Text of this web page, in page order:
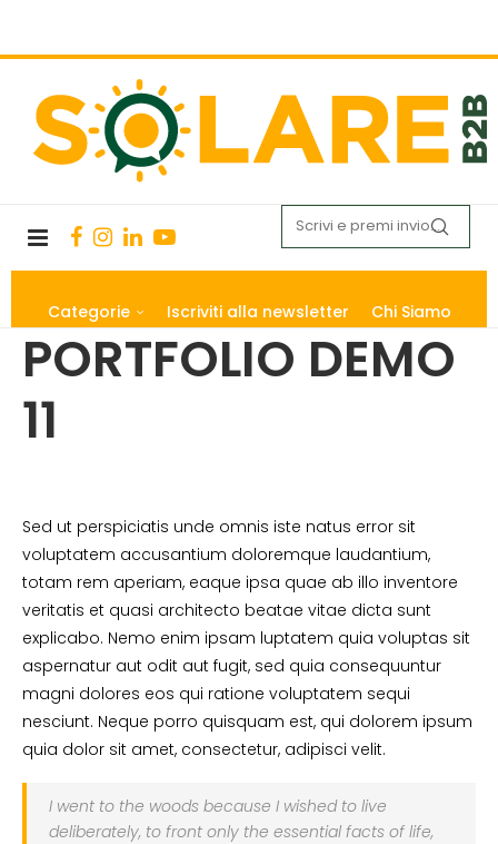
Categorie Iscriviti alla newsletter Chi Siamo
PORTFOLIO DEMO
11
Sed ut perspiciatis unde omnis iste natus error sit
voluptatem accusantium doloremque laudantium,
totam rem aperiam, eaque ipsa quae ab illo inventore
veritatis et quasi architecto beatae vitae dicta sunt
explicabo. Nemo enim ipsam luptatem quia voluptas sit
aspernatur aut odit aut fugit, sed quia consequuntur
magni dolores eos qui ratione voluptatem sequi
nesciunt. Neque porro quisquam est, qui dolorem ipsum
quia dolor sit amet, consectetur, adipisci velit.
I went to the woods because I wished to live
deliberately, to front only the essential facts of life,